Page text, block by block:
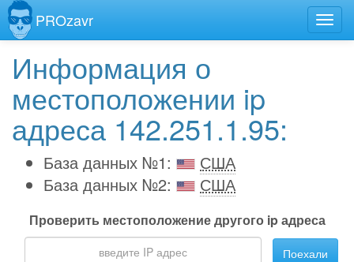
PROzavr
Информация о
местоположении ip
адреса 142.251.1.95:
База данных №1:
США
База данных №2:
США
Проверить местоположение другого ip адреса
Поехали